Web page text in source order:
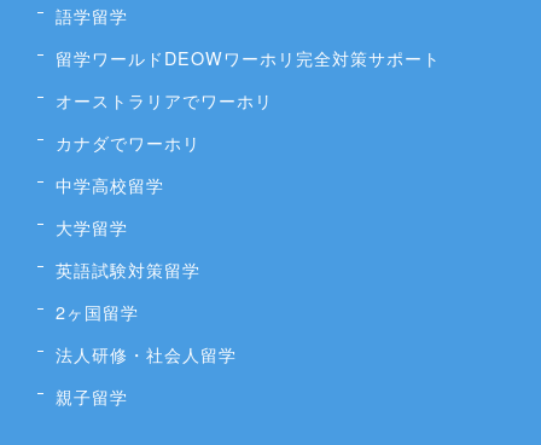
語学留学
留学ワールドDEOWワーホリ完全対策サポート
オーストラリアでワーホリ
カナダでワーホリ
中学高校留学
大学留学
英語試験対策留学
2ヶ国留学
法人研修・社会人留学
親子留学